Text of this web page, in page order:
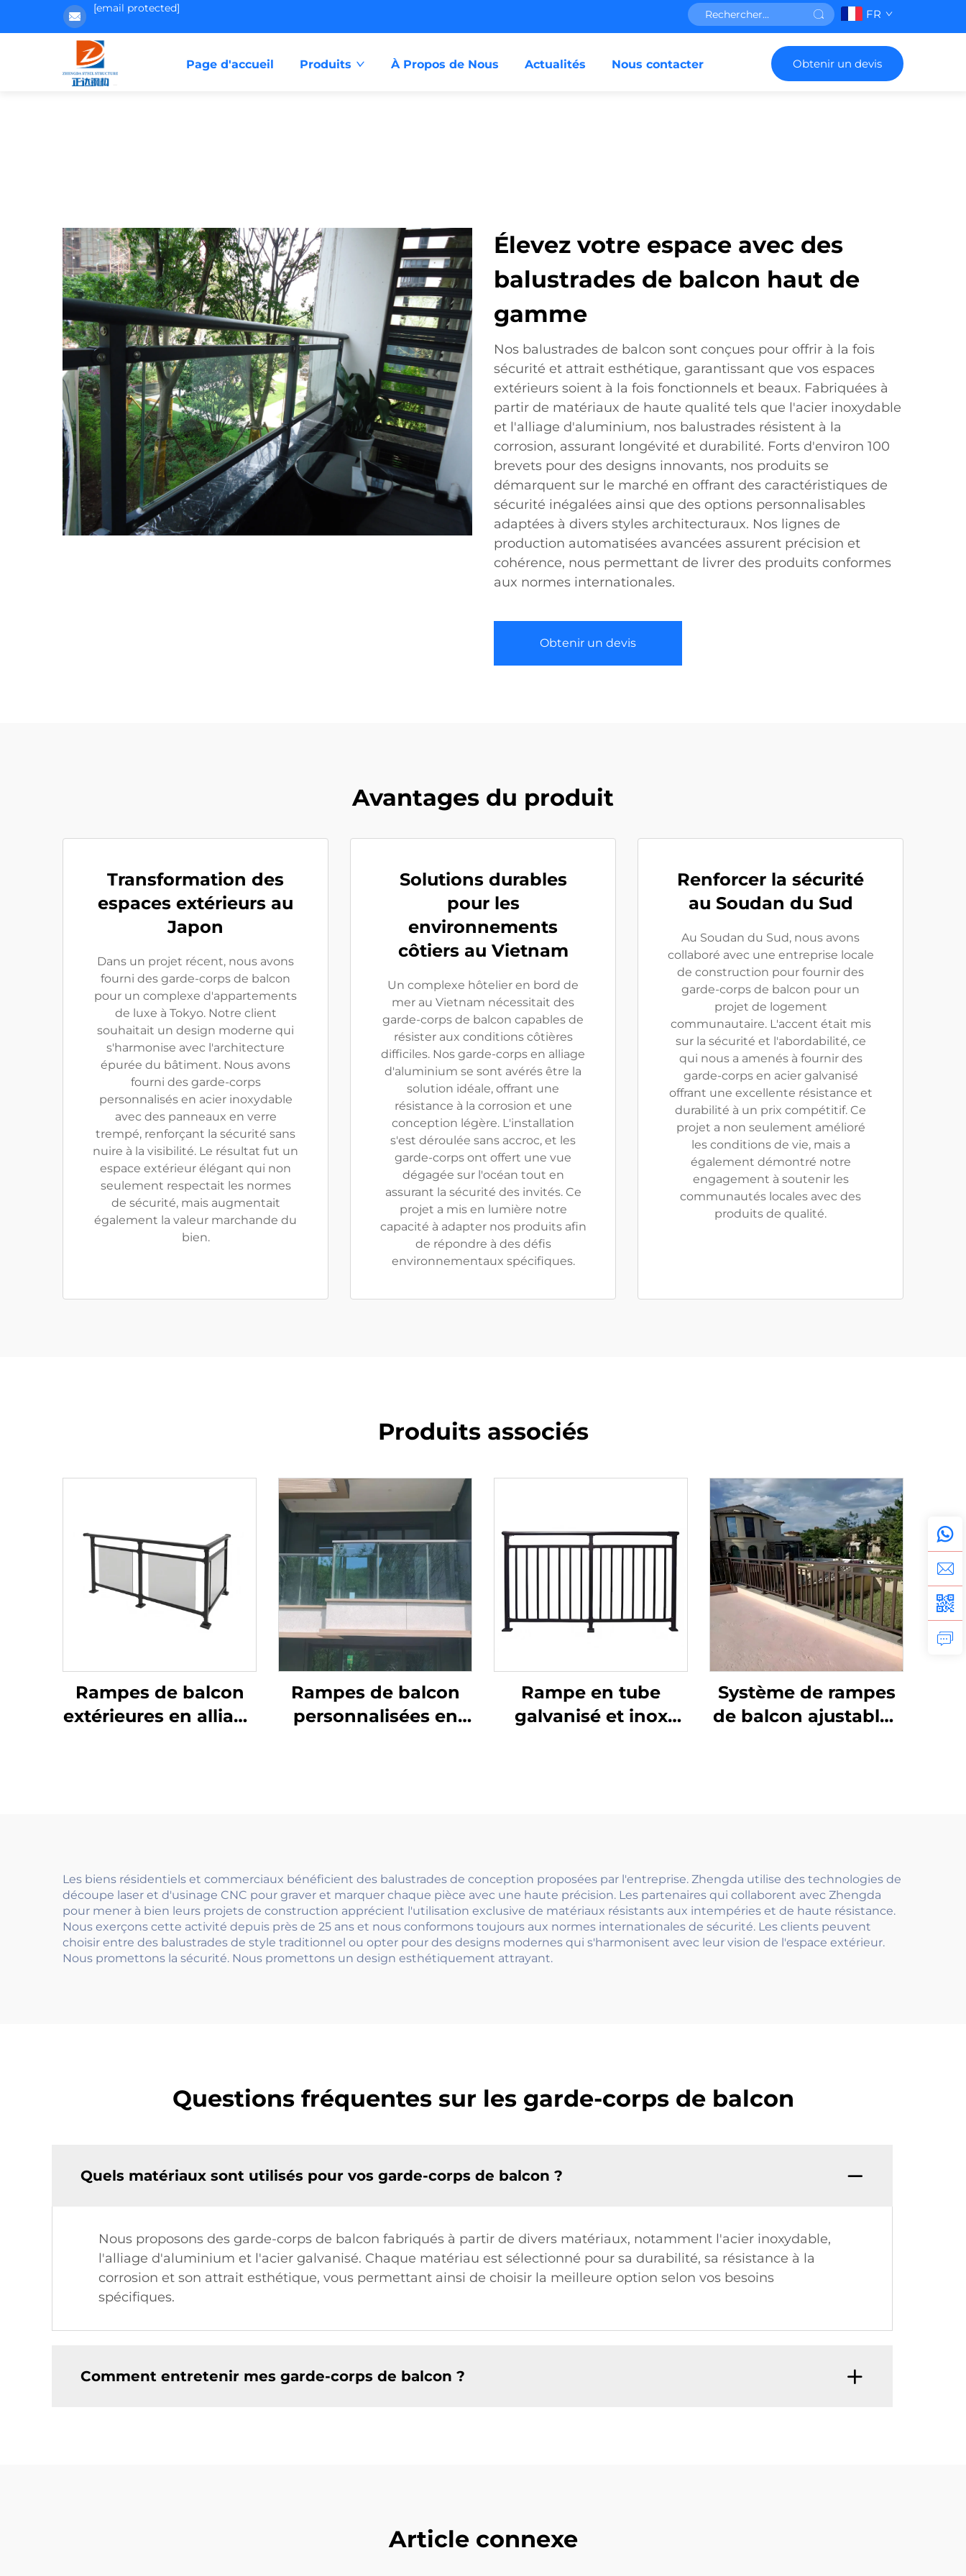
[email protected] FR
Page d'accueil Produits À Propos de Nous Actualités Nous contacter Obtenir un devis
Élevez votre espace avec des
balustrades de balcon haut de
gamme
Nos balustrades de balcon sont conçues pour offrir à la fois
sécurité et attrait esthétique, garantissant que vos espaces
extérieurs soient à la fois fonctionnels et beaux. Fabriquées à
partir de matériaux de haute qualité tels que l'acier inoxydable
et l'alliage d'aluminium, nos balustrades résistent à la
corrosion, assurant longévité et durabilité. Forts d'environ 100
brevets pour des designs innovants, nos produits se
démarquent sur le marché en offrant des caractéristiques de
sécurité inégalées ainsi que des options personnalisables
adaptées à divers styles architecturaux. Nos lignes de
production automatisées avancées assurent précision et
cohérence, nous permettant de livrer des produits conformes
aux normes internationales.
Obtenir un devis
Avantages du produit
Transformation des
espaces extérieurs au
Japon
Dans un projet récent, nous avons
fourni des garde-corps de balcon
pour un complexe d'appartements
de luxe à Tokyo. Notre client
souhaitait un design moderne qui
s'harmonise avec l'architecture
épurée du bâtiment. Nous avons
fourni des garde-corps
personnalisés en acier inoxydable
avec des panneaux en verre
trempé, renforçant la sécurité sans
nuire à la visibilité. Le résultat fut un
espace extérieur élégant qui non
seulement respectait les normes
de sécurité, mais augmentait
également la valeur marchande du
bien.
Solutions durables
pour les
environnements
côtiers au Vietnam
Un complexe hôtelier en bord de
mer au Vietnam nécessitait des
garde-corps de balcon capables de
résister aux conditions côtières
difficiles. Nos garde-corps en alliage
d'aluminium se sont avérés être la
solution idéale, offrant une
résistance à la corrosion et une
conception légère. L'installation
s'est déroulée sans accroc, et les
garde-corps ont offert une vue
dégagée sur l'océan tout en
assurant la sécurité des invités. Ce
projet a mis en lumière notre
capacité à adapter nos produits afin
de répondre à des défis
environnementaux spécifiques.
Renforcer la sécurité
au Soudan du Sud
Au Soudan du Sud, nous avons
collaboré avec une entreprise locale
de construction pour fournir des
garde-corps de balcon pour un
projet de logement
communautaire. L'accent était mis
sur la sécurité et l'abordabilité, ce
qui nous a amenés à fournir des
garde-corps en acier galvanisé
offrant une excellente résistance et
durabilité à un prix compétitif. Ce
projet a non seulement amélioré
les conditions de vie, mais a
également démontré notre
engagement à soutenir les
communautés locales avec des
produits de qualité.
Produits associés
Rampes de balcon
extérieures en alliage
Rampes de balcon
personnalisées en
Rampe en tube
galvanisé et inox
Système de rampes
de balcon ajustables
Les biens résidentiels et commerciaux bénéficient des balustrades de conception proposées par l'entreprise. Zhengda utilise des technologies de
découpe laser et d'usinage CNC pour graver et marquer chaque pièce avec une haute précision. Les partenaires qui collaborent avec Zhengda
pour mener à bien leurs projets de construction apprécient l'utilisation exclusive de matériaux résistants aux intempéries et de haute résistance.
Nous exerçons cette activité depuis près de 25 ans et nous conformons toujours aux normes internationales de sécurité. Les clients peuvent
choisir entre des balustrades de style traditionnel ou opter pour des designs modernes qui s'harmonisent avec leur vision de l'espace extérieur.
Nous promettons la sécurité. Nous promettons un design esthétiquement attrayant.
Questions fréquentes sur les garde-corps de balcon
Quels matériaux sont utilisés pour vos garde-corps de balcon ?
Nous proposons des garde-corps de balcon fabriqués à partir de divers matériaux, notamment l'acier inoxydable,
l'alliage d'aluminium et l'acier galvanisé. Chaque matériau est sélectionné pour sa durabilité, sa résistance à la
corrosion et son attrait esthétique, vous permettant ainsi de choisir la meilleure option selon vos besoins
spécifiques.
Comment entretenir mes garde-corps de balcon ?
Article connexe